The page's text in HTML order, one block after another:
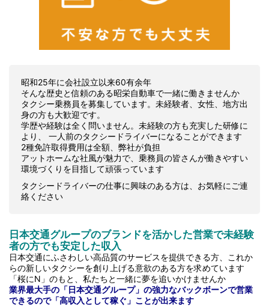
昭和25年に会社設立以来60有余年
そんな歴史と信頼のある昭栄自動車で一緒に働きませんか
タクシー乗務員を募集しています。未経験者、女性、地方出
身の方も大歓迎です。
学歴や経験は全く問いません。未経験の方も充実した研修に
より、 一人前のタクシードライバーになることができます
2種免許取得費用は全額、弊社が負担
アットホームな社風が魅力で、乗務員の皆さんが働きやすい
環境づくりを目指して頑張っています
タクシードライバーの仕事に興味のある方は、お気軽にご連
絡ください
日本交通グループのブランドを活かした営業で未経験
者の方でも安定した収入
日本交通にふさわしい高品質のサービスを提供できる方、これか
らの新しいタクシーを創り上げる意欲のある方を求めています
「桜にN」のもと、私たちと一緒に夢を追いかけませんか
業界最大手の「日本交通グループ」の強力なバックボーンで営業
できるので「高収入として稼ぐ」ことが出来ます